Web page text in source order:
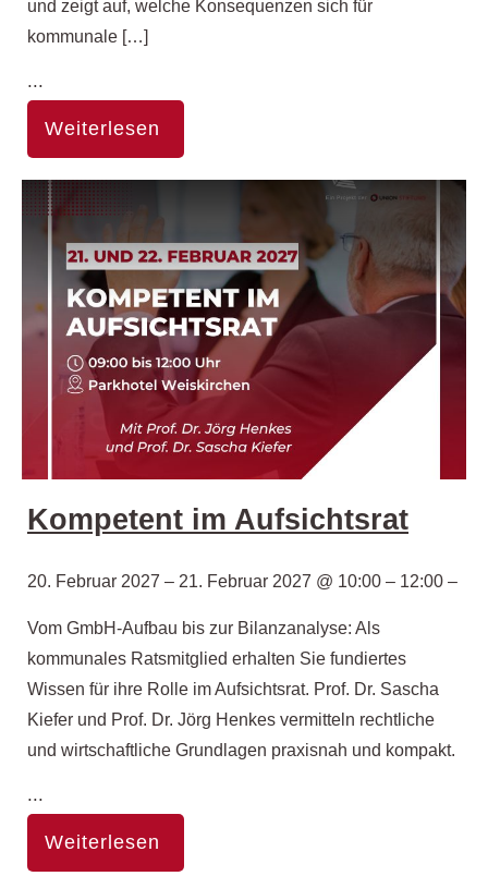
und zeigt auf, welche Konsequenzen sich für
kommunale […]
...
Weiterlesen
Kompetent im Aufsichtsrat
20. Februar 2027 – 21. Februar 2027 @ 10:00 – 12:00 –
Vom GmbH-Aufbau bis zur Bilanzanalyse: Als
kommunales Ratsmitglied erhalten Sie fundiertes
Wissen für ihre Rolle im Aufsichtsrat. Prof. Dr. Sascha
Kiefer und Prof. Dr. Jörg Henkes vermitteln rechtliche
und wirtschaftliche Grundlagen praxisnah und kompakt.
...
Weiterlesen